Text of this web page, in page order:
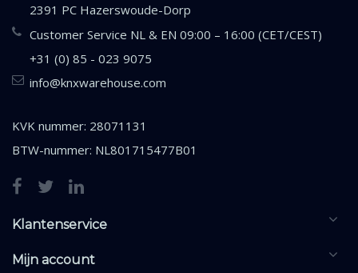
2391 PC Hazerswoude-Dorp
Customer Service NL & EN 09:00 – 16:00 (CET/CEST)
+31 (0) 85 - 023 9075
info@knxwarehouse.com
KVK nummer: 28071131
BTW-nummer: NL801715477B01
Klantenservice
Mijn account